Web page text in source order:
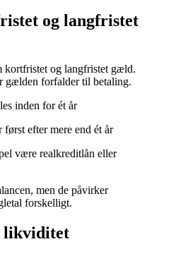
og langfristet
kortfristet og langfristet gæld.
gælden forfalder til betaling.
inden for ét år
efter mere end ét år
være realkreditlån eller
men de påvirker
forskelligt.
likviditet